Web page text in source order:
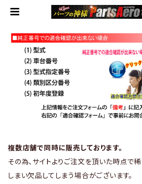
複数店舗で同時に販売しております。
その為、サイトよりご注文を頂いた時点で
しまい欠品してしまう場合がございます。